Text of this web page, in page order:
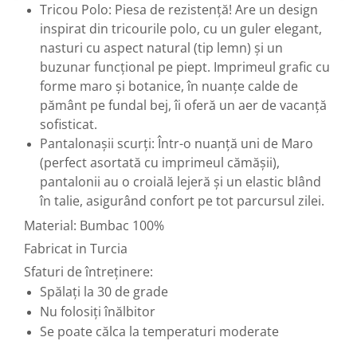
Tricou Polo: Piesa de rezistență! Are un design
inspirat din tricourile polo, cu un guler elegant,
nasturi cu aspect natural (tip lemn) și un
buzunar funcțional pe piept. Imprimeul grafic cu
forme maro și botanice, în nuanțe calde de
pământ pe fundal bej, îi oferă un aer de vacanță
sofisticat.
Pantalonașii scurți: Într-o nuanță uni de Maro
(perfect asortată cu imprimeul cămășii),
pantalonii au o croială lejeră și un elastic blând
în talie, asigurând confort pe tot parcursul zilei.
Material: Bumbac 100%
Fabricat in Turcia
Sfaturi de întreținere:
Spălați la 30 de grade
Nu folosiți înălbitor
Se poate călca la temperaturi moderate